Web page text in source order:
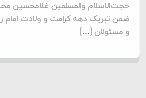
ضمن تبریک دهه کرامت و ولادت امام
و مسئولان […]